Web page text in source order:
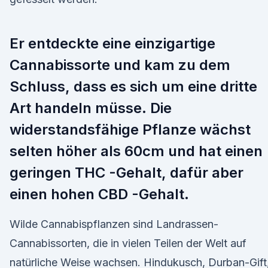
Er entdeckte eine einzigartige
Cannabissorte und kam zu dem
Schluss, dass es sich um eine dritte
Art handeln müsse. Die
widerstandsfähige Pflanze wächst
selten höher als 60cm und hat einen
geringen THC -Gehalt, dafür aber
einen hohen CBD -Gehalt.
Wilde Cannabispflanzen sind Landrassen-
Cannabissorten, die in vielen Teilen der Welt auf
natürliche Weise wachsen. Hindukusch, Durban-